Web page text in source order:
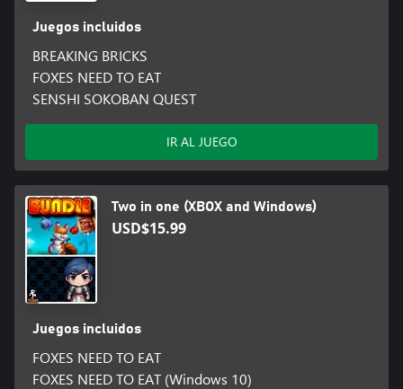
Juegos incluidos
BREAKING BRICKS
FOXES NEED TO EAT
SENSHI SOKOBAN QUEST
IR AL JUEGO
Two in one (XBOX and Windows)
USD$15.99
Juegos incluidos
FOXES NEED TO EAT
FOXES NEED TO EAT (Windows 10)